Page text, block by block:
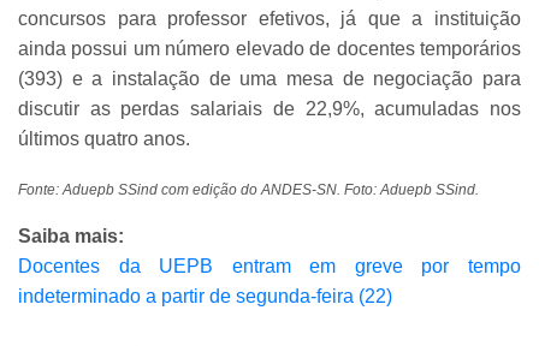
concursos para professor efetivos, já que a instituição
ainda possui um número elevado de docentes temporários
(393) e a instalação de uma mesa de negociação para
discutir as perdas salariais de 22,9%, acumuladas nos
últimos quatro anos.
Fonte: Aduepb SSind com edição do ANDES-SN. Foto: Aduepb SSind.
Saiba mais:
Docentes da UEPB entram em greve por tempo
indeterminado a partir de segunda-feira (22)